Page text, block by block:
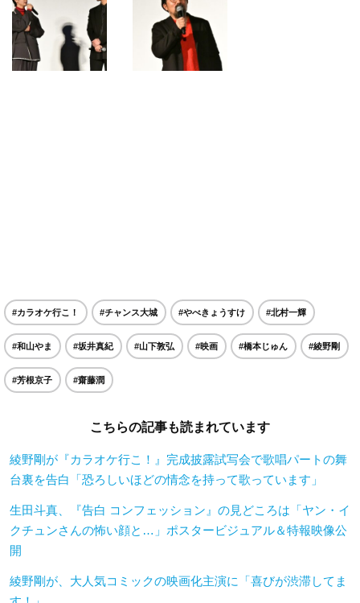
#カラオケ行こ！ #チャンス大城 #やべきょうすけ #北村一輝
#和山やま #坂井真紀 #山下敦弘 #映画 #橋本じゅん #綾野剛
#芳根京子 #齋藤潤
こちらの記事も読まれています
綾野剛が『カラオケ行こ！』完成披露試写会で歌唱パートの舞
台裏を告白「恐ろしいほどの情念を持って歌っています」
生田斗真、『告白 コンフェッション』の見どころは「ヤン・イ
クチュンさんの怖い顔と…」ポスタービジュアル＆特報映像公
開
綾野剛が、大人気コミックの映画化主演に「喜びが渋滞してま